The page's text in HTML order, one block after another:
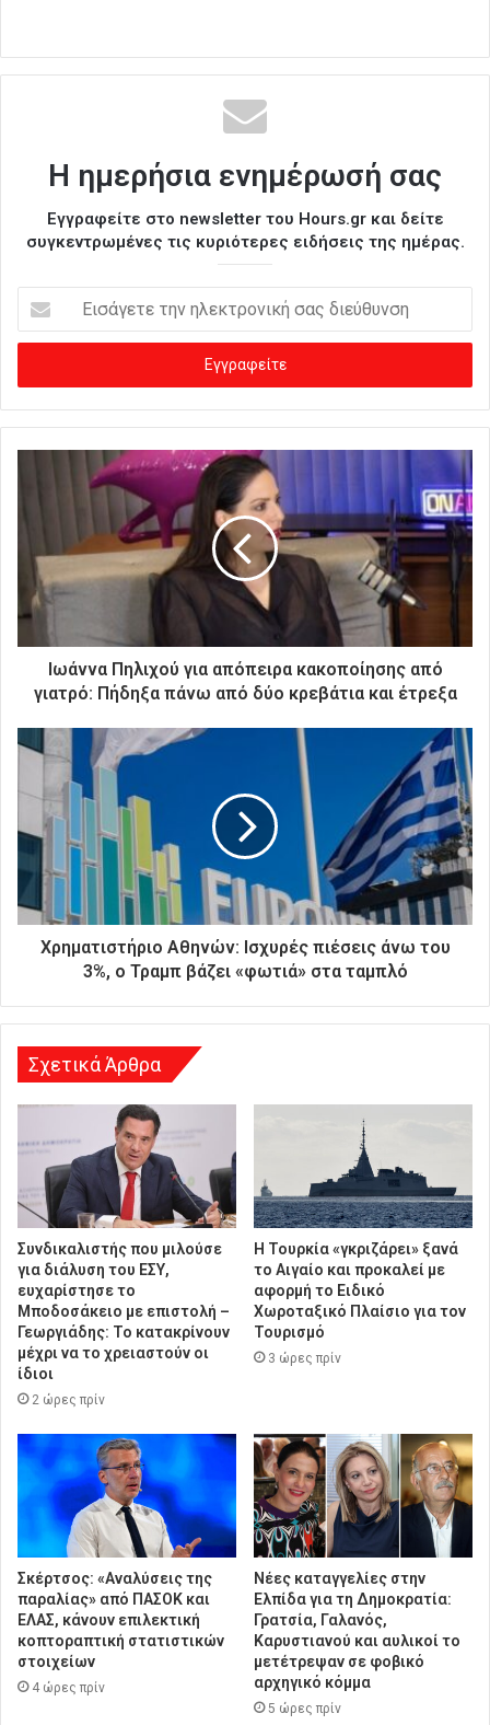
Η ημερήσια ενημέρωσή σας
Εγγραφείτε στο newsletter του Hours.gr και δείτε
συγκεντρωμένες τις κυριότερες ειδήσεις της ημέρας.
σ
γ
ε
κ
τ
α
δ
ν
Ιωάννα Πηλιχού για απόπειρα κακοποίησης από
γιατρό: Πήδηξα πάνω από δύο κρεβάτια και έτρεξα
Χρηματιστήριο Αθηνών: Ισχυρές πιέσεις άνω του
3%, ο Τραμπ βάζει «φωτιά» στα ταμπλό
Σχετικά Άρθρα
Συνδικαλιστής που μιλούσε
για διάλυση του ΕΣΥ,
ευχαρίστησε το
Μποδοσάκειο με επιστολή –
Γεωργιάδης: Το κατακρίνουν
μέχρι να το χρειαστούν οι
ίδιοι
2 ώρες πρίν
Η Τουρκία «γκριζάρει» ξανά
το Αιγαίο και προκαλεί με
αφορμή το Ειδικό
Χωροταξικό Πλαίσιο για τον
Τουρισμό
3 ώρες πρίν
Σκέρτσος: «Αναλύσεις της
παραλίας» από ΠΑΣΟΚ και
ΕΛΑΣ, κάνουν επιλεκτική
κοπτοραπτική στατιστικών
στοιχείων
4 ώρες πρίν
Νέες καταγγελίες στην
Ελπίδα για τη Δημοκρατία:
Γρατσία, Γαλανός,
Καρυστιανού και αυλικοί το
μετέτρεψαν σε φοβικό
αρχηγικό κόμμα
5 ώρες πρίν